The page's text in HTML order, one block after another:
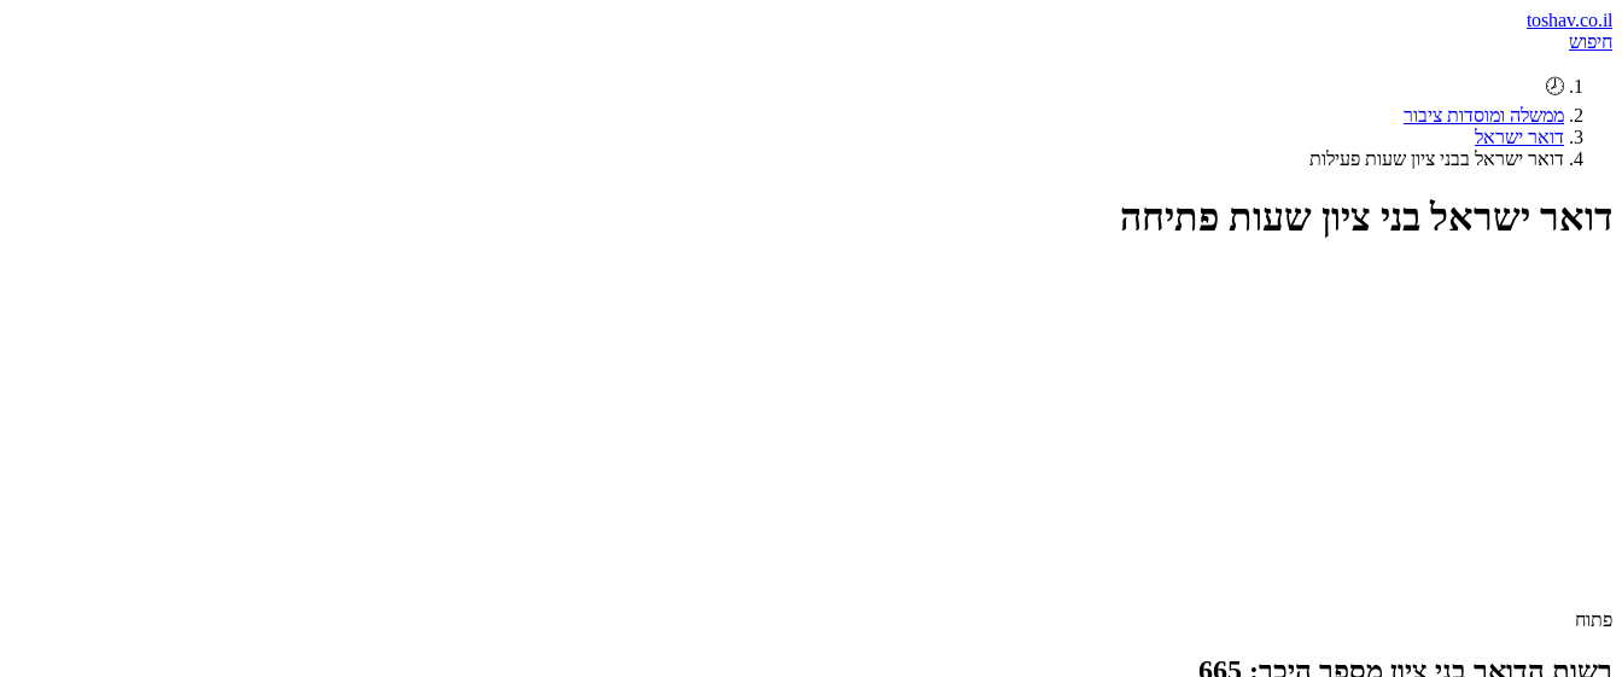
toshav.co.il
חיפוש
🕗
ממשלה ומוסדות ציבור
דואר ישראל
דואר ישראל בבני ציון שעות פעילות
דואר ישראל בני ציון שעות פתיחה
פתוח
רשות הדואר בני ציון מספר היכר: 665